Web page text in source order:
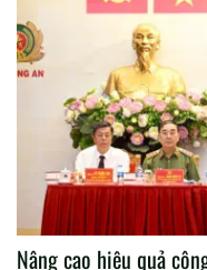
Nâng cao hiệu quả